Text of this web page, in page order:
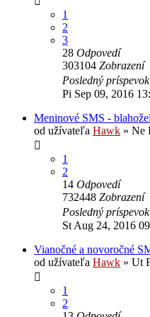
1
2
3
28 Odpovedí
303104 Zobrazení
Posledný príspevok
Pi Sep 09, 2016
Meninové SMS -
od užívateľa Hawk » Ne
1
2
14 Odpovedí
732448 Zobrazení
Posledný príspevok
St Aug 24, 2016
Vianočné a novoročné
od užívateľa Hawk » Ut
1
2